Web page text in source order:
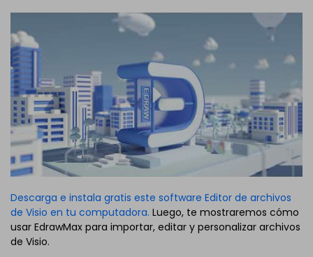
Descarga e instala gratis este software Editor de archivos
de Visio en tu computadora. Luego, te mostraremos cómo
usar EdrawMax para importar, editar y personalizar archivos
de Visio.